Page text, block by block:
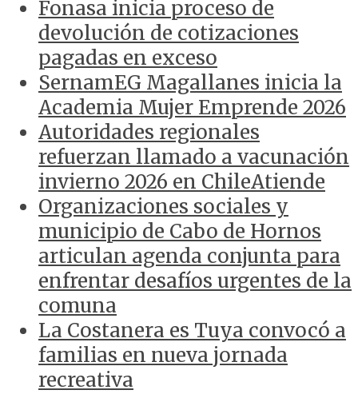
Fonasa inicia proceso de
devolución de cotizaciones
pagadas en exceso
SernamEG Magallanes inicia la
Academia Mujer Emprende 2026
Autoridades regionales
refuerzan llamado a vacunación
invierno 2026 en ChileAtiende
Organizaciones sociales y
municipio de Cabo de Hornos
articulan agenda conjunta para
enfrentar desafíos urgentes de la
comuna
La Costanera es Tuya convocó a
familias en nueva jornada
recreativa